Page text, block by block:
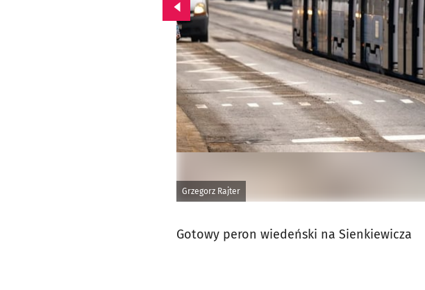
Grzegorz Rajter
Przejdź do poprzedniego zdjęcia.
Gotowy peron wiedeński na Sienkiewicza